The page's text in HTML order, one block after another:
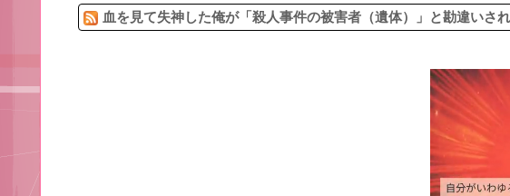
血を見て失神した俺が「殺人事件の被害者（遺体）」と勘違いさ